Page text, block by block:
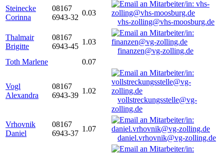
Steinecke
Corinna
08167
6943-32
0.03
vhs-zolling@vhs-moosburg.de
Thalmair
Brigitte
08167
6943-45
1.03
finanzen@vg-zolling.de
Toth Marlene
0.07
Vogl
Alexandra
08167
6943-39
1.02
vollstreckungsstelle@vg-
zolling.de
Vrhovnik
Daniel
08167
6943-37
1.07
daniel.vrhovnik@vg-zolling.de